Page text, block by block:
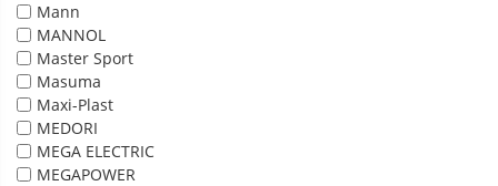
Mann
MANNOL
Master Sport
Masuma
Maxi-Plast
MEDORI
MEGA ELECTRIC
MEGAPOWER